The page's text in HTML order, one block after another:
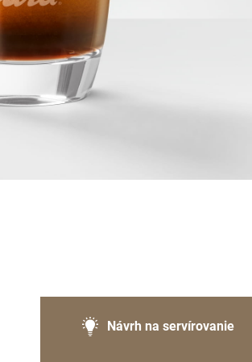
Návrh na servírovanie